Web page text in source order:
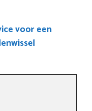
voor een